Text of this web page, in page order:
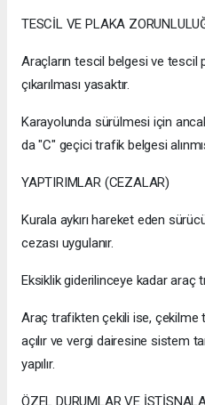
TESCİL VE PLAKA
Araçların tescil belgesi ve tescil
çıkarılması yasaktır.
Karayolunda sürülmesi için
da "C" geçici trafik belgesi
YAPTIRIMLAR (CEZALAR)
Kurala aykırı hareket eden
cezası uygulanır.
Eksiklik giderilinceye kadar araç
Araç trafikten çekili ise, çekilme
açılır ve vergi dairesine sistem
yapılır.